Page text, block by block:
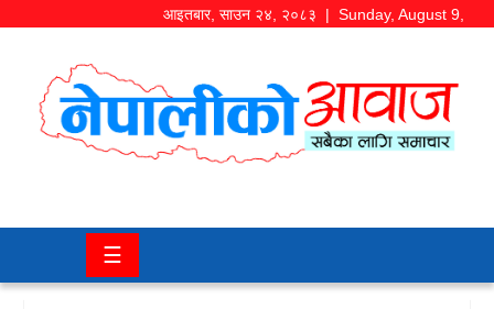
आइतबार, साउन २४, २०८३ | Sunday, August 9,
समाज/
चितवन
☰